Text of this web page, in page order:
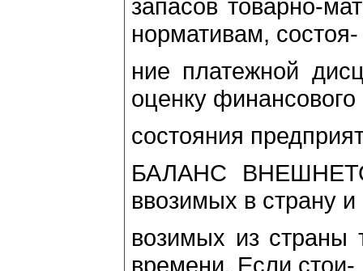
запасов товарно-
нормативам, состоя-
ние платежной
оценку финансового
состояния
БАЛАНС
ввозимых в страну
возимых из страны
времени. Если стои-